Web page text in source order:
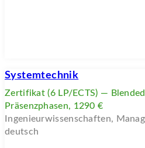
Systemtechnik
Zertifikat (6 LP/ECTS) —
Präsenzphasen, 1290 €
Ingenieurwissenschaften,
deutsch